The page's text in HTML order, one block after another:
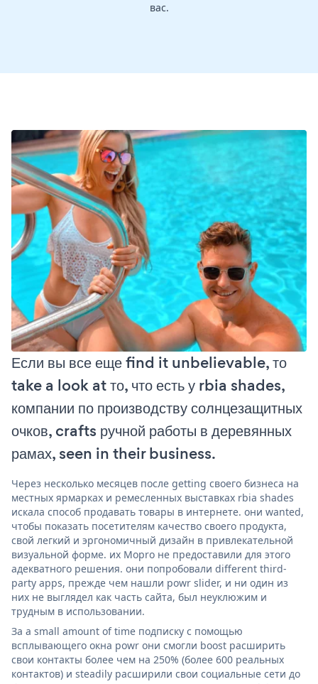
вас.
Если вы все еще find it unbelievable, то
take a look at то, что есть у rbia shades,
компании по производству солнцезащитных
очков, crafts ручной работы в деревянных
рамах, seen in their business.
Через несколько месяцев после getting своего бизнеса на
местных ярмарках и ремесленных выставках rbia shades
искала способ продавать товары в интернете. они wanted,
чтобы показать посетителям качество своего продукта,
свой легкий и эргономичный дизайн в привлекательной
визуальной форме. их Mopro не предоставили для этого
адекватного решения. они попробовали different third-
party apps, прежде чем нашли powr slider, и ни один из
них не выглядел как часть сайта, был неуклюжим и
трудным в использовании.
За a small amount of time подписку с помощью
всплывающего окна powr они смогли boost расширить
свои контакты более чем на 250% (более 600 реальных
контактов) и steadily расширили свои социальные сети до